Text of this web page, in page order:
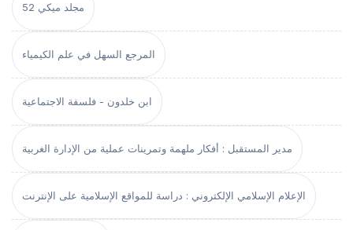
مجلد ميكي 52
المرجع السهل في علم الكيمياء
ابن خلدون - فلسفة الاجتماعية
مدير المستقبل : أفكار ملهمة وتمرينات عملية من الإدارة الغربية
الإعلام الإسلامي الإلكتروني : دراسة للمواقع الإسلامية على الإنترنت